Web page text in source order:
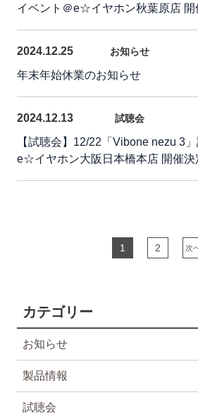
イベント＠e☆イヤホン秋葉原店 開
2024.12.25 お知らせ
年末年始休業のお知らせ
2024.12.13 試聴会
【試聴会】12/22「Vibone nezu 3
e☆イヤホン大阪日本橋本店 開催決
1 2 次
カテゴリー
お知らせ
製品情報
試聴会